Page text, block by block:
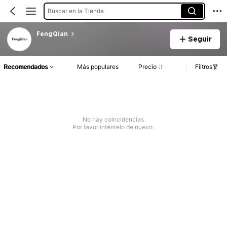
Buscar en la Tienda
FengQian
Seguir
Recomendados Más populares Precio Filtros
No hay coincidencias
Por favor inténtelo de nuevo.